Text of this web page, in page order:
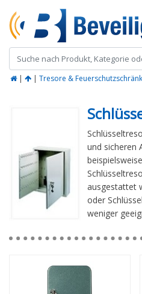
| | Tresore &
und sicheren
ausgestattet
oder
weniger